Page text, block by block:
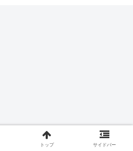
トップ サイドバー